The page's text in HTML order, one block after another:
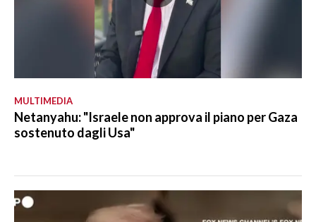
MULTIMEDIA
Netanyahu: "Israele non approva il piano per Gaza
sostenuto dagli Usa"